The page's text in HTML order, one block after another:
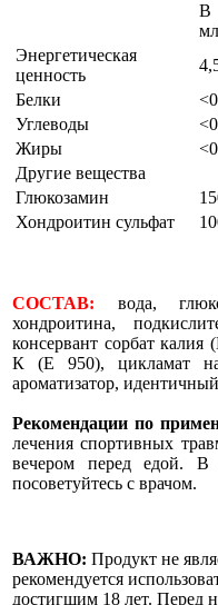
В
Энергетическая
ценность
Белки
Углеводы
Жиры
Другие вещества
Глюкозамин
Хондроитин сульфат
СОСТАВ:
вода,
хондроитина,
консервант сорбат калия
К (Е 950), цикламат
ароматизатор,
Рекомендации по
лечения спортивных
вечером перед едой. В
посоветуйтесь с врачом.
ВАЖНО: Продукт не
рекомендуется
достигшим 18 лет. Перед